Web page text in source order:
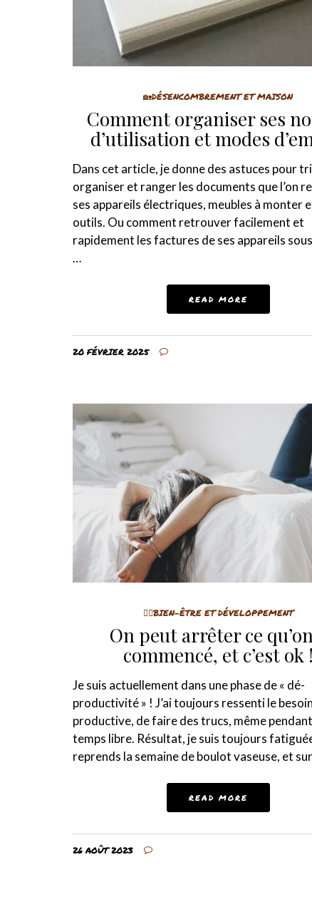
🏡DÉSENCOMBREMENT ET MAISON
Comment organiser ses
d’utilisation et modes
Dans cet article, je donne des astuces pour
organiser et ranger les documents que l’on
ses appareils électriques, meubles à monter
outils. Ou comment retrouver facilement et
rapidement les factures de ses appareils
…
READ MORE
20 FÉVRIER 2025
🤸‍♀️BIEN-ÊTRE ET DÉVELOPPEMENT
On peut arrêter ce
commencé, et c’est ok !
Je suis actuellement dans une phase de « dé-
productivité » ! J’ai toujours ressenti le
productive, de faire des trucs, même
temps libre. Résultat, je suis toujours
reprends la semaine de boulot vaseuse, et
READ MORE
26 AOÛT 2023